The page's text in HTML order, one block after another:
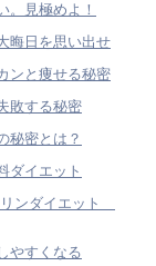
。見極めよ！
晦日を思い出せ
ンと痩せる秘密
敗する秘密
秘密とは？
ダイエット
ンダイエット
やすくなる